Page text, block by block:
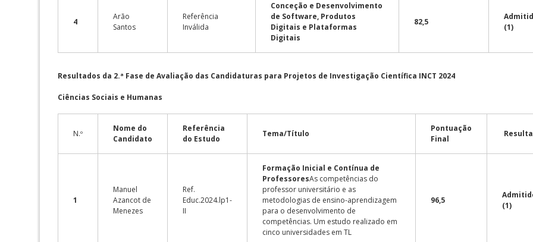
4
Arão
Santos
Referência
Inválida
Conceção e Desenvolvimento
de Software, Produtos
Digitais e Plataformas
Digitais
82,5
(1)
Resultados da 2.ª Fase de Avaliação das Candidaturas para Projetos de Investigação Científica INCT 2024
Ciências Sociais e Humanas
N.º
Nome do
Candidato
Referência
do Estudo
Tema/Título
Pontuação
Final
1
Manuel
Azancot de
Menezes
Ref.
Educ.2024.lp1-
II
Formação Inicial e Contínua de
ProfessoresAs competências do
professor universitário e as
metodologias de ensino-aprendizagem
para o desenvolvimento de
competências. Um estudo realizado em
cinco universidades em TL
96,5
(1)